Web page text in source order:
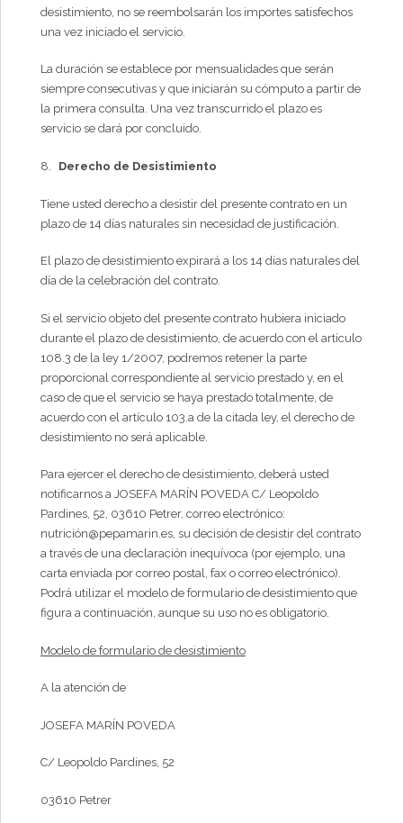
desistimiento, no se reembolsarán los importes satisfechos
una vez iniciado el servicio.
La duración se establece por mensualidades que serán
siempre consecutivas y que iniciarán su cómputo a partir de
la primera consulta. Una vez transcurrido el plazo es
servicio se dará por concluido.
Derecho de Desistimiento
Tiene usted derecho a desistir del presente contrato en un
plazo de 14 días naturales sin necesidad de justificación.
El plazo de desistimiento expirará a los 14 días naturales del
día de la celebración del contrato.
Si el servicio objeto del presente contrato hubiera iniciado
durante el plazo de desistimiento, de acuerdo con el artículo
108.3 de la ley 1/2007, podremos retener la parte
proporcional correspondiente al servicio prestado y, en el
caso de que el servicio se haya prestado totalmente, de
acuerdo con el artículo 103.a de la citada ley, el derecho de
desistimiento no será aplicable.
Para ejercer el derecho de desistimiento, deberá usted
notificarnos a JOSEFA MARÍN POVEDA C/ Leopoldo
Pardines, 52, 03610 Petrer, correo electrónico:
nutrición@pepamarin.es, su decisión de desistir del contrato
a través de una declaración inequívoca (por ejemplo, una
carta enviada por correo postal, fax o correo electrónico).
Podrá utilizar el modelo de formulario de desistimiento que
figura a continuación, aunque su uso no es obligatorio.
Modelo de formulario de desistimiento
A la atención de
JOSEFA MARÍN POVEDA
C/ Leopoldo Pardines, 52
03610 Petrer